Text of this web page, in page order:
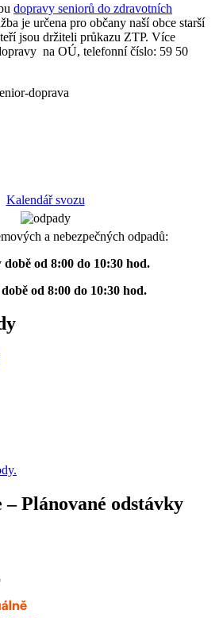
dopravy seniorů do zdravotních
je určena pro občany naší obce starší
jsou držiteli průkazu ZTP. Více
na OÚ, telefonní číslo: 59 50
Kalendář svozu
a nebezpečných odpadů:
době od 8:00 do 10:30 hod.
od 8:00 do 10:30 hod.
Plánované odstávky